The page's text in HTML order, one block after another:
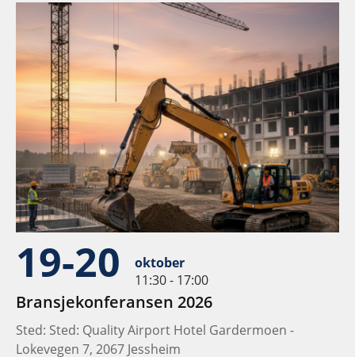
19-20
oktober
11:30 - 17:00
Bransjekonferansen 2026
Sted: Sted: Quality Airport Hotel Gardermoen -
Lokevegen 7, 2067 Jessheim